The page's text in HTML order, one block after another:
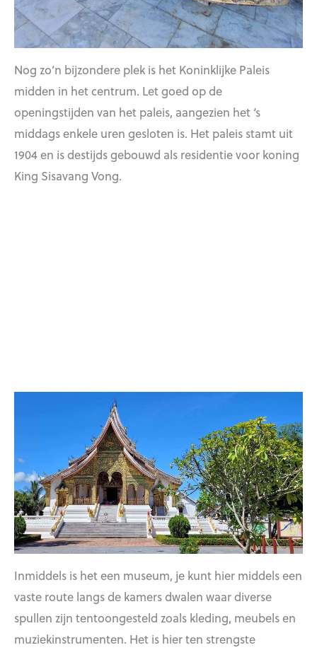
Nog zo’n bijzondere plek is het Koninklijke Paleis
midden in het centrum. Let goed op de
openingstijden van het paleis, aangezien het ‘s
middags enkele uren gesloten is. Het paleis stamt uit
1904 en is destijds gebouwd als residentie voor koning
King Sisavang Vong.
Inmiddels is het een museum, je kunt hier middels een
vaste route langs de kamers dwalen waar diverse
spullen zijn tentoongesteld zoals kleding, meubels en
muziekinstrumenten. Het is hier ten strengste